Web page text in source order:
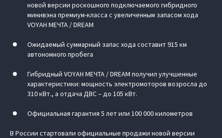
новой версии роскошного подключаемого гибридного
минивэна премиум-класса с увеличенным запасом хода
VOYAH МЕЧТА / DREAM
Ожидаемый суммарный запас хода составит 915 км
автономного пробега
Гибридный VOYAH МЕЧТА / DREAM получил улучшенные
характеристики: мощность электромоторов возросла до
310 кВт., а отдача ДВС – до 105 кВт.
Официальная гарантия 5 лет или 100 000 километров
В России стартовали официальные продажи новой версии